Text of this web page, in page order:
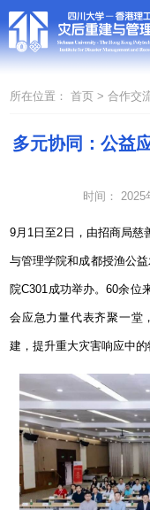
所在位置： 首页 >合作交
多元协同：公益
时间： 2025
9月 1 日至2 日，由招商局慈
与管理学院和成都授渔公
院C301成功举办。60余位
会应急力量代表齐聚一堂
建，提升重大灾害响应中的